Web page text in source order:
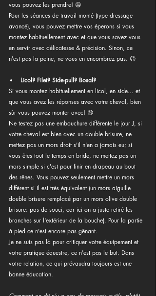
vous pouvez les prendre! 😀
Pour les séances de travail monté (type dressage
avancé), vous pouvez mettre vos éperons si vous
montez habituellement avec et que vous savez vous
en servir avec délicatesse & précision. Sinon, ce
n'est pas la peine, ne vous en encombrez pas. 😉
Licol? Filet? Side-pull? Bosal?
Si vous montez habituellement en licol, en side... et
que vous avez les réponses avec votre cheval, bien
sûr vous pouvez monter avec! 😃
Ne testez pas une embouchure différente le jour J, si
votre cheval est bien avec un double brisure, ne
mettez pas un mors droit s'il n'en a jamais eu; si
vous êtes tout le temps en bride, ne mettez pas un
mors simple si c'est pour finir en drapeau au bout
des rênes. Vous pouvez seulement mettre un mors
différent si il est très équivalent (un mors aiguille
double brisure remplacé par un mors olive double
brisure: pas de souci, car ici on a juste retiré les
branches sur l'extérieur de la bouche). Pour la partie
à pied ce n'est encore pas gênant.
Je ne suis pas là pour critiquer votre équipement et
votre pratique équestre, ce n'est pas le but. Dans
votre relation, ce qui prévaudra toujours est une
bonne éducation.